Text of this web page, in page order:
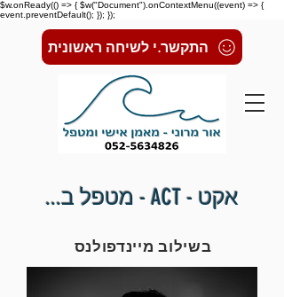
$w.onReady(() => { $w("Document").onContextMenu((event) => {
event.preventDefault(); }); });
התקשר.י לשיחה ראשונית
אקט - ACT - מטפל ב...
בשילוב מיינדפולנס